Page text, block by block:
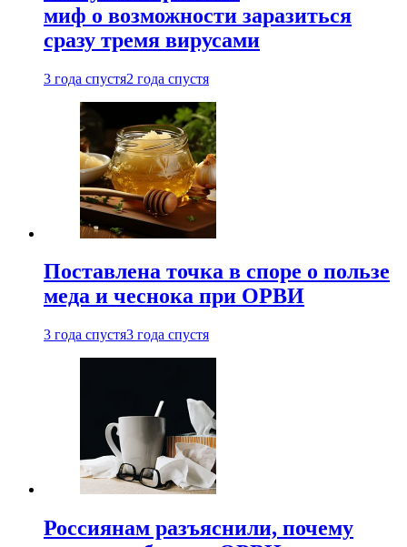
миф о возможности заразиться
сразу тремя вирусами
3 года спустя2 года спустя
Поставлена точка в споре о пользе
меда и чеснока при ОРВИ
3 года спустя3 года спустя
Россиянам разъяснили, почему